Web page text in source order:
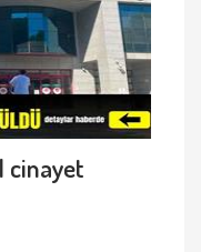
cinayet